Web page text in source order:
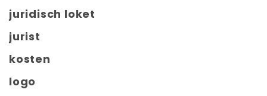
juridisch loket
jurist
kosten
logo